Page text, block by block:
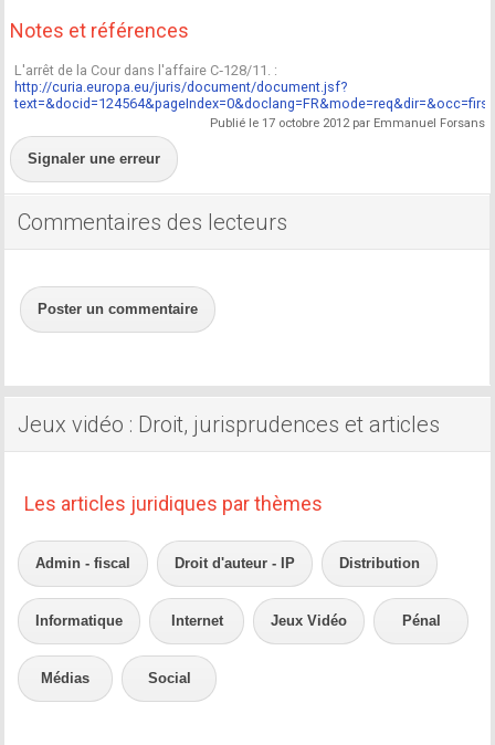
Notes et références
L'arrêt de la Cour dans l'affaire C‑128/11. :
http://curia.europa.eu/juris/document/document.jsf?
Publié le 17 octobre 2012 par Emmanuel Forsans
Signaler une erreur
Commentaires des lecteurs
Poster un commentaire
Jeux vidéo : Droit, jurisprudences et articles
Les articles juridiques par thèmes
Admin - fiscal Droit d'auteur - IP Distribution
Informatique Internet Jeux Vidéo Pénal
Médias Social